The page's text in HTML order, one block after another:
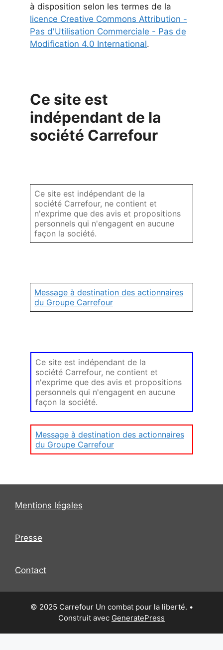
à disposition selon les termes de la
licence Creative Commons Attribution -
Pas d'Utilisation Commerciale - Pas de
Modification 4.0 International.
Ce site est
indépendant de la
société Carrefour
Ce site est indépendant de la
société Carrefour, ne contient et
n'exprime que des avis et propositions
personnels qui n'engagent en aucune
façon la société.
Message à destination des actionnaires
du Groupe Carrefour
Ce site est indépendant de la
société Carrefour, ne contient et
n'exprime que des avis et propositions
personnels qui n'engagent en aucune
façon la société.
Message à destination des actionnaires
du Groupe Carrefour
Mentions légales
Presse
Contact
© 2025 Carrefour Un combat pour la liberté. •
Construit avec GeneratePress